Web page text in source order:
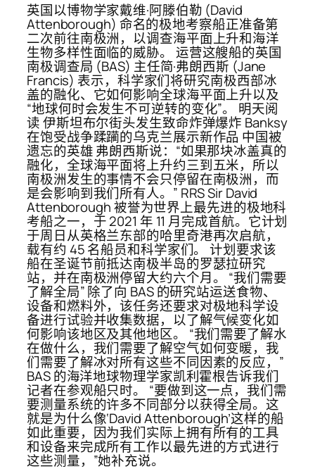
英国以博物学家戴维·阿滕伯勒 (David
Attenborough) 命名的极地考察船正准备第
二次前往南极洲，以调查海平面上升和海洋
生物多样性面临的威胁。 运营这艘船的英国
南极调查局 (BAS) 主任简·弗朗西斯 (Jane
Francis) 表示，科学家们将研究南极西部冰
盖的融化、它如何影响全球海平面上升以及
“地球何时会发生不可逆转的变化”。 明天阅
读 伊斯坦布尔街头发生致命炸弹爆炸 Banksy
在饱受战争蹂躏的乌克兰展示新作品 中国被
遗忘的英雄 弗朗西斯说：“如果那块冰盖真的
融化，全球海平面将上升约三到五米，所以
南极洲发生的事情不会只停留在南极洲，而
是会影响到我们所有人。” RRS Sir David
Attenborough 被誉为世界上最先进的极地科
考船之一，于 2021 年 11 月完成首航。它计划
于周日从英格兰东部的哈里奇港再次启航，
载有约 45 名船员和科学家们。 计划要求该
船在圣诞节前抵达南极半岛的罗瑟拉研究
站，并在南极洲停留大约六个月。 “我们需要
了解全局” 除了向 BAS 的研究站运送食物、
设备和燃料外，该任务还要求对极地科学设
备进行试验并收集数据，以了解气候变化如
何影响该地区及其他地区。 “我们需要了解水
在做什么，我们需要了解空气如何变暖，我
们需要了解冰对所有这些不同因素的反应，”
BAS 的海洋地球物理学家凯利霍根告诉我们
记者在参观船只时。 “要做到这一点，我们需
要测量系统的许多不同部分以获得全局。这
就是为什么像‘David Attenborough’这样的船
如此重要，因为我们实际上拥有所有的工具
和设备来完成所有工作以最先进的方式进行
这些测量，”她补充说。